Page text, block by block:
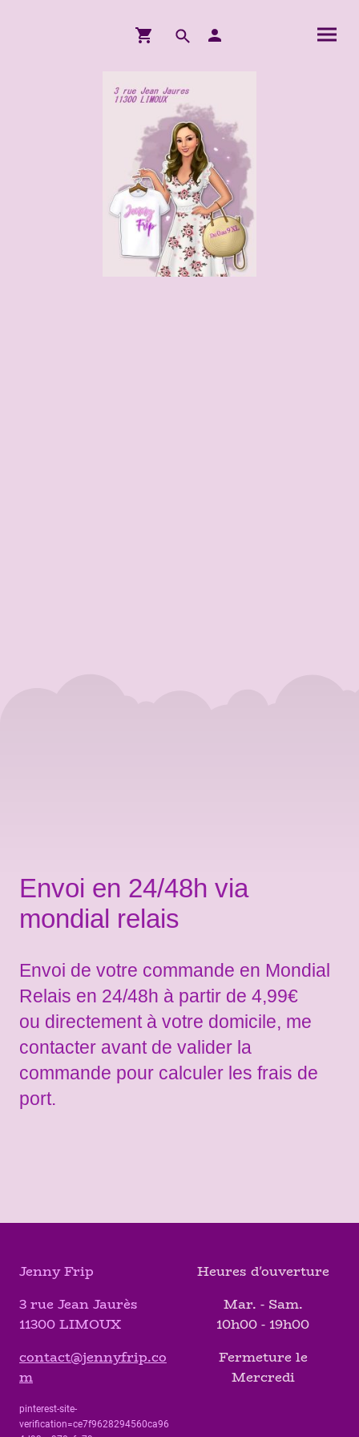
Envoi en 24/48h via
mondial relais
Envoi de votre commande en Mondial
Relais en 24/48h à partir de 4,99€
ou directement à votre domicile, me
contacter avant de valider la
commande pour calculer les frais de
port.
Jenny Frip
3 rue Jean Jaurès
11300 LIMOUX
contact@jennyfrip.co
m
pinterest-site-
verification=ce7f9628294560ca96
Heures d'ouverture
Mar. - Sam.
10h00 - 19h00
Fermeture le
Mercredi